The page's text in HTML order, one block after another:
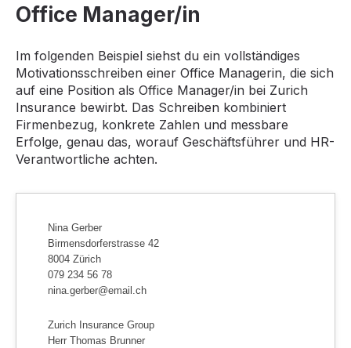
Office Manager/in
Im folgenden Beispiel siehst du ein vollständiges
Motivationsschreiben einer Office Managerin, die sich
auf eine Position als Office Manager/in bei Zurich
Insurance bewirbt. Das Schreiben kombiniert
Firmenbezug, konkrete Zahlen und messbare
Erfolge, genau das, worauf Geschäftsführer und HR-
Verantwortliche achten.
Nina Gerber
Birmensdorferstrasse 42
8004 Zürich
079 234 56 78
nina.gerber@email.ch
Zurich Insurance Group
Herr Thomas Brunner